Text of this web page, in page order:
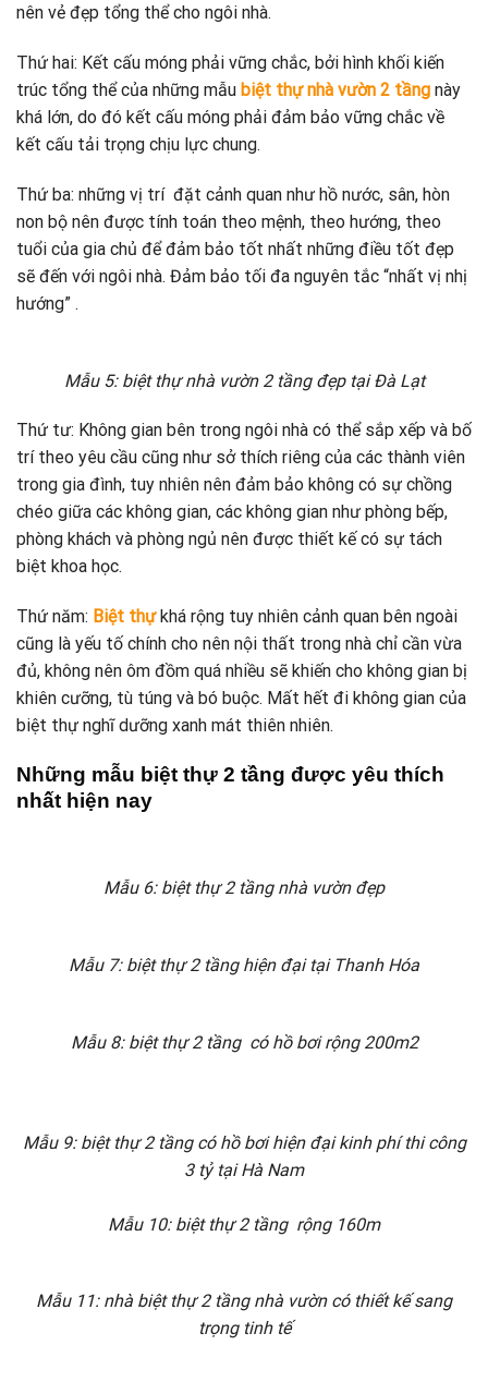
nên vẻ đẹp tổng thể cho ngôi nhà.
Thứ hai: Kết cấu móng phải vững chắc, bởi hình khối kiến
trúc tổng thể của những mẫu biệt thự nhà vườn 2 tầng này
khá lớn, do đó kết cấu móng phải đảm bảo vững chắc về
kết cấu tải trọng chịu lực chung.
Thứ ba: những vị trí đặt cảnh quan như hồ nước, sân, hòn
non bộ nên được tính toán theo mệnh, theo hướng, theo
tuổi của gia chủ để đảm bảo tốt nhất những điều tốt đẹp
sẽ đến với ngôi nhà. Đảm bảo tối đa nguyên tắc “nhất vị nhị
hướng” .
Mẫu 5: biệt thự nhà vườn 2 tầng đẹp tại Đà Lạt
Thứ tư: Không gian bên trong ngôi nhà có thể sắp xếp và bố
trí theo yêu cầu cũng như sở thích riêng của các thành viên
trong gia đình, tuy nhiên nên đảm bảo không có sự chồng
chéo giữa các không gian, các không gian như phòng bếp,
phòng khách và phòng ngủ nên được thiết kế có sự tách
biệt khoa học.
Thứ năm: Biệt thự khá rộng tuy nhiên cảnh quan bên ngoài
cũng là yếu tố chính cho nên nội thất trong nhà chỉ cần vừa
đủ, không nên ôm đồm quá nhiều sẽ khiến cho không gian bị
khiên cưỡng, tù túng và bó buộc. Mất hết đi không gian của
biệt thự nghĩ dưỡng xanh mát thiên nhiên.
Những mẫu biệt thự 2 tầng được yêu thích
nhất hiện nay
Mẫu 6: biệt thự 2 tầng nhà vườn đẹp
Mẫu 7: biệt thự 2 tầng hiện đại tại Thanh Hóa
Mẫu 8: biệt thự 2 tầng có hồ bơi rộng 200m2
Mẫu 9: biệt thự 2 tầng có hồ bơi hiện đại kinh phí thi công
3 tỷ tại Hà Nam
Mẫu 10: biệt thự 2 tầng rộng 160m
Mẫu 11: nhà biệt thự 2 tầng nhà vườn có thiết kế sang
trọng tinh tế